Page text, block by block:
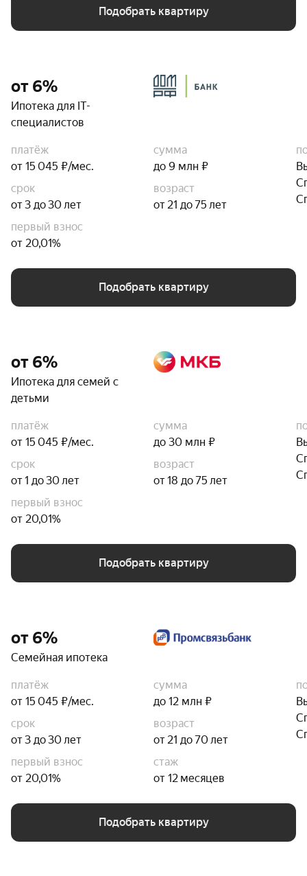
Подобрать квартиру
от 6%
Ипотека для IT-
специалистов
платёж
от 15 045 ₽/мес.
сумма
до 9 млн ₽
срок
от 3 до 30 лет
возраст
от 21 до 75 лет
первый взнос
от 20,01%
Подобрать квартиру
от 6%
Ипотека для семей с
детьми
платёж
от 15 045 ₽/мес.
сумма
до 30 млн ₽
срок
от 1 до 30 лет
возраст
от 18 до 75 лет
первый взнос
от 20,01%
Подобрать квартиру
от 6%
Семейная ипотека
платёж
от 15 045 ₽/мес.
сумма
до 12 млн ₽
срок
от 3 до 30 лет
возраст
от 21 до 70 лет
первый взнос
от 20,01%
стаж
от 12 месяцев
Подобрать квартиру